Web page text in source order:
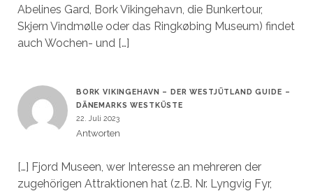
Abelines Gard, Bork Vikingehavn, die Bunkertour,
Skjern Vindmølle oder das Ringkøbing Museum) findet
auch Wochen- und […]
BORK VIKINGEHAVN – DER WESTJÜTLAND GUIDE –
DÄNEMARKS WESTKÜSTE
22. Juli 2023
Antworten
[…] Fjord Museen, wer Interesse an mehreren der
zugehörigen Attraktionen hat (z.B. Nr. Lyngvig Fyr,